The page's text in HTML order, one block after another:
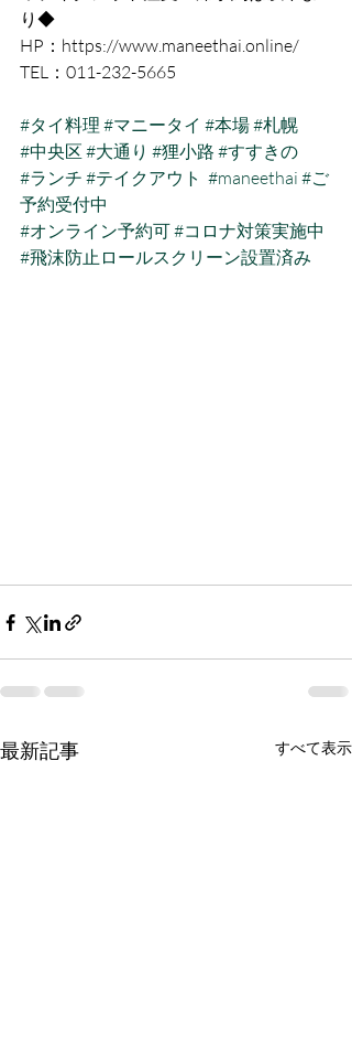
り◆
HP：https://www.maneethai.online/
TEL：011-232-5665
#タイ料理 #マニータイ #本場#札幌
#中央区 #大通り #狸小路 #すすきの
#ランチ #テイクアウト #maneethai #ご
予約受付中
#オンライン予約可#コロナ対策実施中
#飛沫防止ロールスクリーン設置済み
最新記事 すべて表示